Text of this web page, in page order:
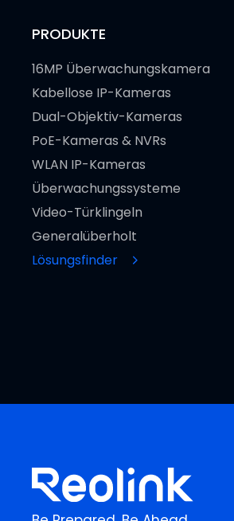
PRODUKTE
16MP Überwachungskamera
Kabellose IP-Kameras
Dual-Objektiv-Kameras
PoE-Kameras & NVRs
WLAN IP-Kameras
Überwachungssysteme
Video-Türklingeln
Generalüberholt
Lösungsfinder